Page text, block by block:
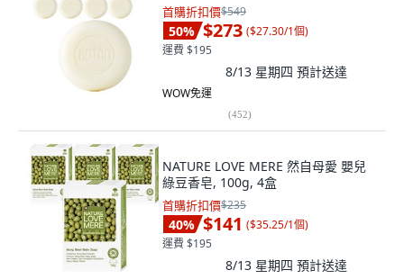
首購折扣價$549
50% $273 ($27.30/1個)
運費 $195
8/13 星期四 預計送達
WOW免運
(452)
NATURE LOVE MERE 然自母愛 嬰兒
綠豆香皂, 100g, 4盒
首購折扣價$235
40% $141 ($35.25/1個)
運費 $195
8/13 星期四 預計送達